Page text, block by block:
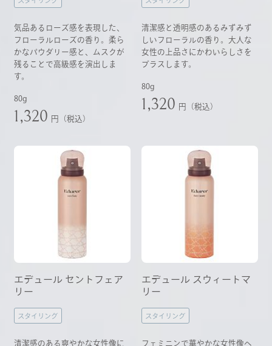
気品あるローズ感を表現した、
フローラルローズの香り。柔ら
かなパウダリー感と、ムスクが
残ることで高級感を演出しま
す。
80g
1,320 円（税込）
清潔感と透明感のあるみずみず
しいフローラルの香り。大人な
女性の上品さにかわいらしさを
プラスします。
80g
1,320 円（税込）
エデュール セントフェア
リー
スタイリング
清潔感のある爽やかな女性像に
エデュール スウィートマ
リー
スタイリング
フェミニンで華やかな女性像へ